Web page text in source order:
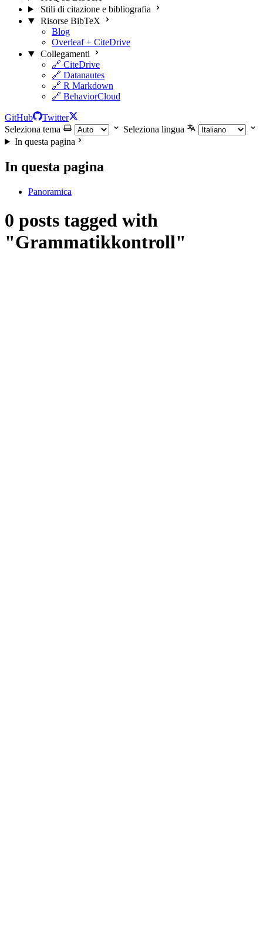
Stili di citazione e bibliografia
Risorse BibTeX
Blog
Overleaf + CiteDrive
Collegamenti
🔗 CiteDrive
🔗 Datanautes
🔗 R Markdown
🔗 BehaviorCloud
GitHub
Twitter
Seleziona tema
Seleziona lingua
In questa pagina
In questa pagina
Panoramica
0 posts tagged with
"Grammatikkontroll"